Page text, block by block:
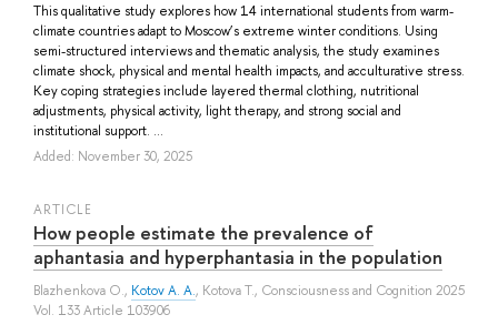
This qualitative study explores how 14 international students from warm-
climate countries adapt to Moscow’s extreme winter conditions. Using
semi-structured interviews and thematic analysis, the study examines
climate shock, physical and mental health impacts, and acculturative stress.
Key coping strategies include layered thermal clothing, nutritional
adjustments, physical activity, light therapy, and strong social and
institutional support. ...
Added: November 30, 2025
ARTICLE
How people estimate the prevalence of
aphantasia and hyperphantasia in the population
Blazhenkova O., Kotov A. A., Kotova T., Consciousness and Cognition 2025
Vol. 133 Article 103906